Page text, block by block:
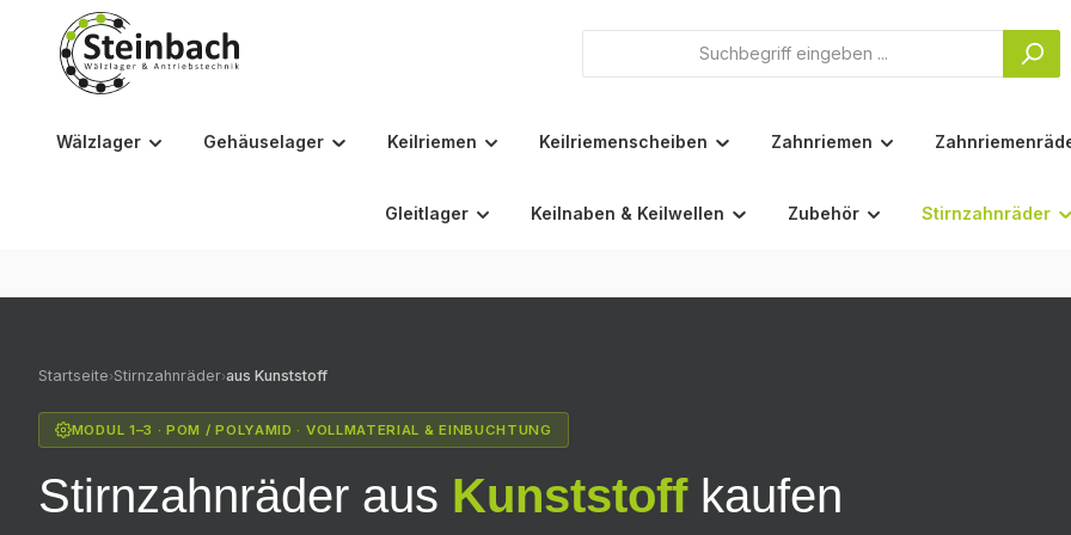
Hauptinhalt springen
Zur Suche springen
Zur Hauptnavigation springen
Wälzlager Gehäuselager Keilriemen Keilriemenscheiben Zahnriemen
Gleitlager Keilnaben & Keilwellen Zubehör Stirnzahnräder
Startseite›Stirnzahnräder›aus Kunststoff
MODUL 1–3 · POM / POLYAMID · VOLLMATERIAL & EINBUCHTUNG
Stirnzahnräder aus Kunststoffkaufen